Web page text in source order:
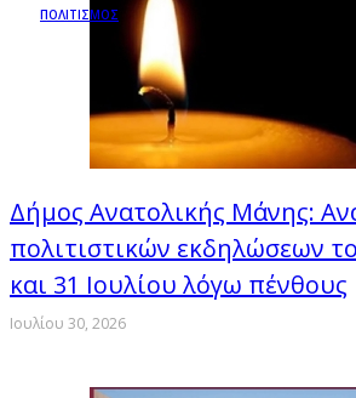
ΠΟΛΙΤΙΣΜΟΣ
Δήμος Ανατολικής Μάνης:
πολιτιστικών εκδηλώσεων
και 31 Ιουλίου λόγω πένθους
Ιουλίου 30, 2026